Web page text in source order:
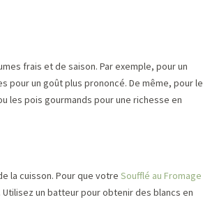
frais et de saison. Par exemple, pour un
pour un goût plus prononcé. De même, pour le
les pois gourmands pour une richesse en
la cuisson. Pour que votre Soufflé au Fromage
un batteur pour obtenir des blancs en